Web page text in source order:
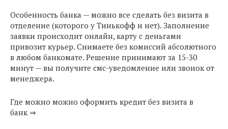
Особенность банка — можно все сделать без визита в
отделение (которого у Тинькофф и нет). Заполнение
заявки происходит онлайн, карту с деньгами
привозит курьер. Снимаете без комиссий абсолютного
в любом банкомате. Решение принимают за 15-30
минут — вы получите смс-уведомление или звонок от
менеджера.
Где можно можно оформить кредит без визита в
банк ⇒